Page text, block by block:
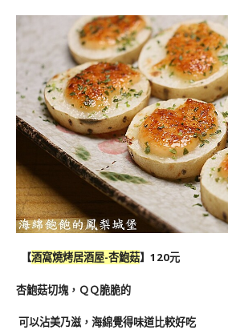
【酒窩燒烤居酒屋-杏鮑菇】120元
杏鮑菇切塊，ＱＱ脆脆的
可以沾美乃滋，海綿覺得味道比較好吃